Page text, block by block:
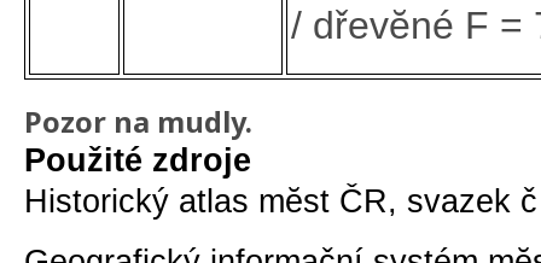
/ dřevĕné F =
Pozor na mudly.
Použité zdroje
Historický atlas mĕst ČR, svazek